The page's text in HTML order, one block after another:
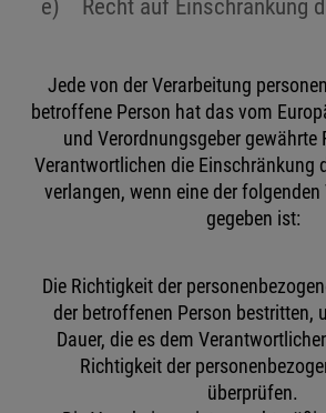
e) Recht auf Einschränkung
Jede von der Verarbeitung
betroffene Person hat das vom
und Verordnungsgeber gewährte
Verantwortlichen die Einschränkung
verlangen, wenn eine der
gegeben ist:
Die Richtigkeit der
der betroffenen Person bestritten,
Dauer, die es dem
Richtigkeit der
überprüfen.